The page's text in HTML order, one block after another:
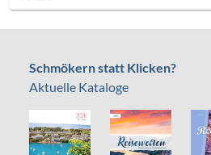
BIS
DAUER
PREIS
TITEL DER REISE
Schmökern statt Klicken?
Aktuelle Kataloge